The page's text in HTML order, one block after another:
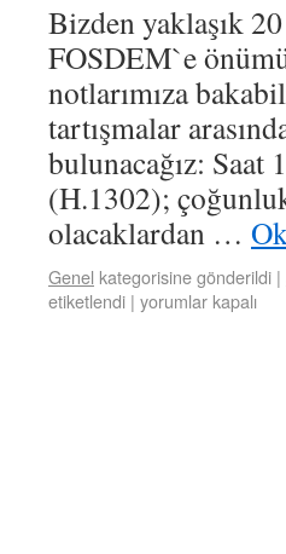
Bizden yaklaşık
FOSDEM`e
notlarımıza
tartışmalar
bulunacağız:
(H.1302);
olacaklardan …
Genel kategorisine gönderildi |
etiketlendi | yorumlar kapalı